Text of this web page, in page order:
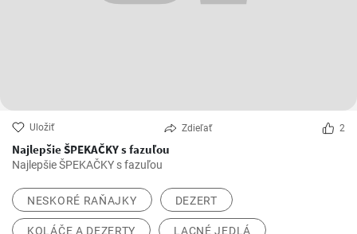
Uložiť Zdieľať 2
Najlepšie ŠPEKAČKY s fazuľou
Najlepšie ŠPEKAČKY s fazuľou
NESKORÉ RAŇAJKY DEZERT
KOLÁČE A DEZERTY LACNÉ JEDLÁ